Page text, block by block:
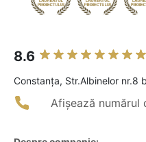
8.6
Constanţa, Str.Albinelor nr.8
Afișează numărul